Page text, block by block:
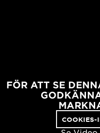
FÖR ATT SE
COOKIES-